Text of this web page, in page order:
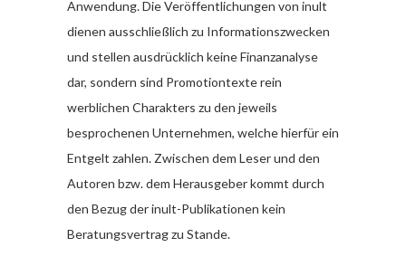
Anwendung. Die Veröffentlichungen von inult
dienen ausschließlich zu Informationszwecken
und stellen ausdrücklich keine Finanzanalyse
dar, sondern sind Promotiontexte rein
werblichen Charakters zu den jeweils
besprochenen Unternehmen, welche hierfür ein
Entgelt zahlen. Zwischen dem Leser und den
Autoren bzw. dem Herausgeber kommt durch
den Bezug der inult-Publikationen kein
Beratungsvertrag zu Stande.